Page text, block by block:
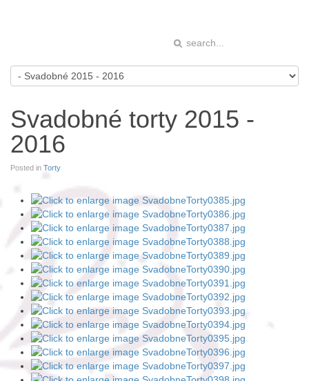
Svadobné torty 2015 -
2016
Posted in Torty